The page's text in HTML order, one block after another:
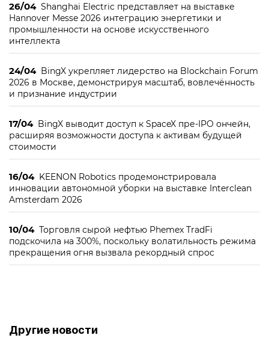
26/04 Shanghai Electric представляет на выставке
Hannover Messe 2026 интеграцию энергетики и
промышленности на основе искусственного
интеллекта
24/04 BingX укрепляет лидерство на Blockchain Forum
2026 в Москве, демонстрируя масштаб, вовлечённость
и признание индустрии
17/04 BingX выводит доступ к SpaceX пре-IPO ончейн,
расширяя возможности доступа к активам будущей
стоимости
16/04 KEENON Robotics продемонстрировала
инновации автономной уборки на выставке Interclean
Amsterdam 2026
10/04 Торговля сырой нефтью Phemex TradFi
подскочила на 300%, поскольку волатильность режима
прекращения огня вызвала рекордный спрос
Другие новости